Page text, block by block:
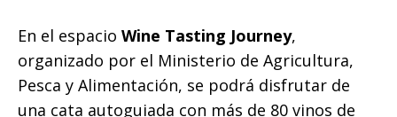
En el espacio Wine Tasting Journey,
organizado por el Ministerio de Agricultura,
Pesca y Alimentación, se podrá disfrutar de
una cata autoguiada con más de 80 vinos de